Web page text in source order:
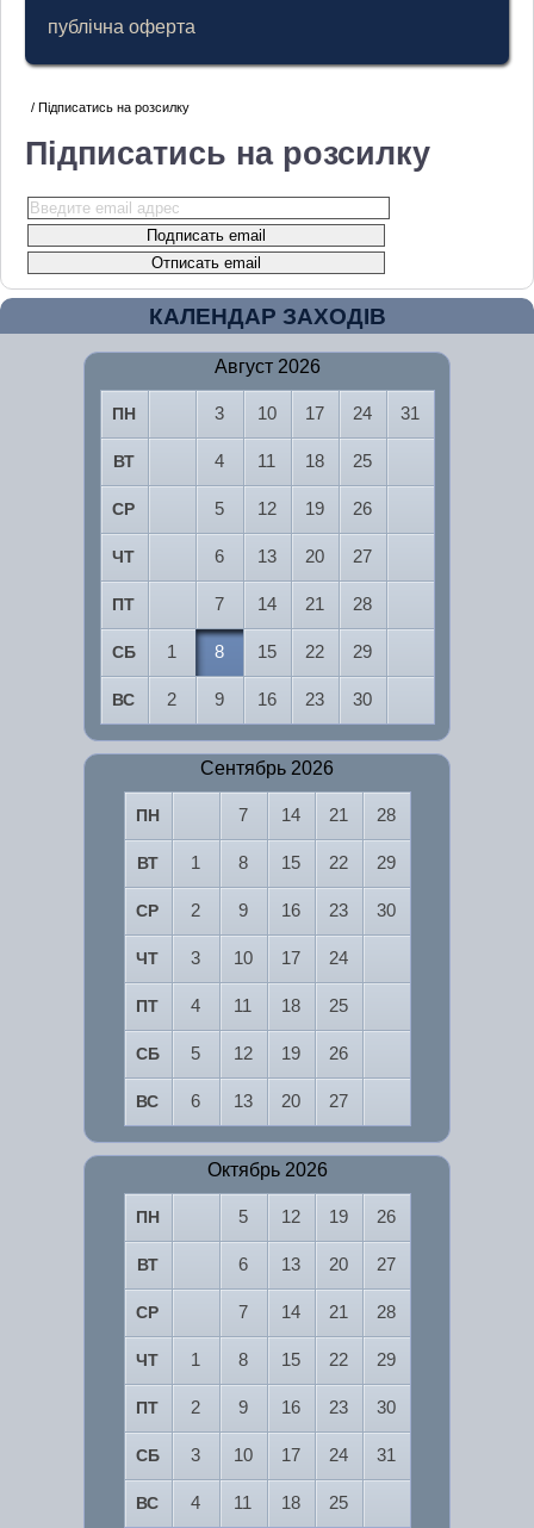
публічна оферта
/ Підписатись на розсилку
Підписатись на розсилку
КАЛЕНДАР ЗАХОДІВ
Август 2026
ПН 3 10 17 24 31
ВТ 4 11 18 25
СР 5 12 19 26
ЧТ 6 13 20 27
ПТ 7 14 21 28
СБ 1 8 15 22 29
ВС 2 9 16 23 30
Сентябрь 2026
ПН 7 14 21 28
ВТ 1 8 15 22 29
СР 2 9 16 23 30
ЧТ 3 10 17 24
ПТ 4 11 18 25
СБ 5 12 19 26
ВС 6 13 20 27
Октябрь 2026
ПН 5 12 19 26
ВТ 6 13 20 27
СР 7 14 21 28
ЧТ 1 8 15 22 29
ПТ 2 9 16 23 30
СБ 3 10 17 24 31
ВС 4 11 18 25